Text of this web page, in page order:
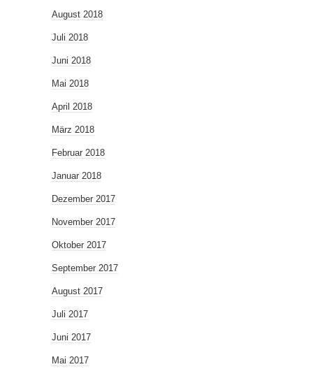
August 2018
Juli 2018
Juni 2018
Mai 2018
April 2018
März 2018
Februar 2018
Januar 2018
Dezember 2017
November 2017
Oktober 2017
September 2017
August 2017
Juli 2017
Juni 2017
Mai 2017